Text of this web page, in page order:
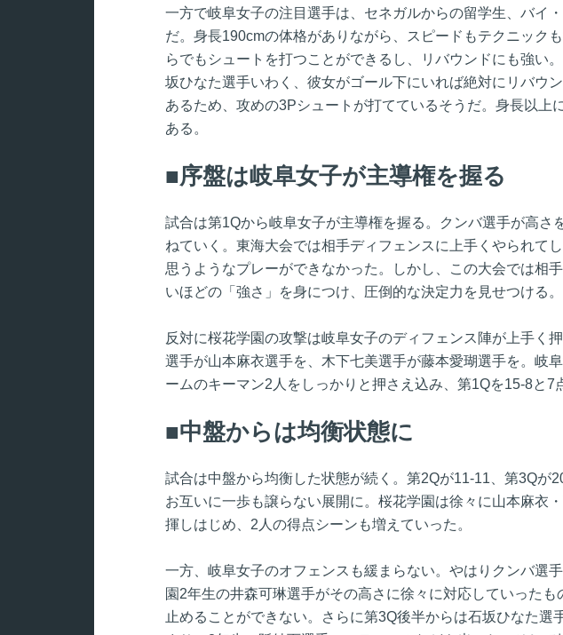
一方で岐阜女子の注目選手は、セネガルからの留学生、バイ
だ。身長190cmの体格がありながら、スピードもテクニック
らでもシュートを打つことができるし、リバウンドにも強い
坂ひなた選手いわく、彼女がゴール下にいれば絶対にリバウ
あるため、攻めの3Pシュートが打てているそうだ。身長以上
ある。
序盤は岐阜女子が主導権を握る
試合は第1Qから岐阜女子が主導権を握る。クンバ選手が高さ
ねていく。東海大会では相手ディフェンスに上手くやられて
思うようなプレーができなかった。しかし、この大会では相
いほどの「強さ」を身につけ、圧倒的な決定力を見せつける。
反対に桜花学園の攻撃は岐阜女子のディフェンス陣が上手く
選手が山本麻衣選手を、木下七美選手が藤本愛瑚選手を。岐
ームのキーマン2人をしっかりと押さえ込み、第1Qを15-8と7
中盤からは均衡状態に
試合は中盤から均衡した状態が続く。第2Qが11-11、第3Qが
お互いに一歩も譲らない展開に。桜花学園は徐々に山本麻衣
揮しはじめ、2人の得点シーンも増えていった。
一方、岐阜女子のオフェンスも緩まらない。やはりクンバ選
園2年生の井森可琳選手がその高さに徐々に対応していった
止めることができない。さらに第3Q後半からは石坂ひなた選